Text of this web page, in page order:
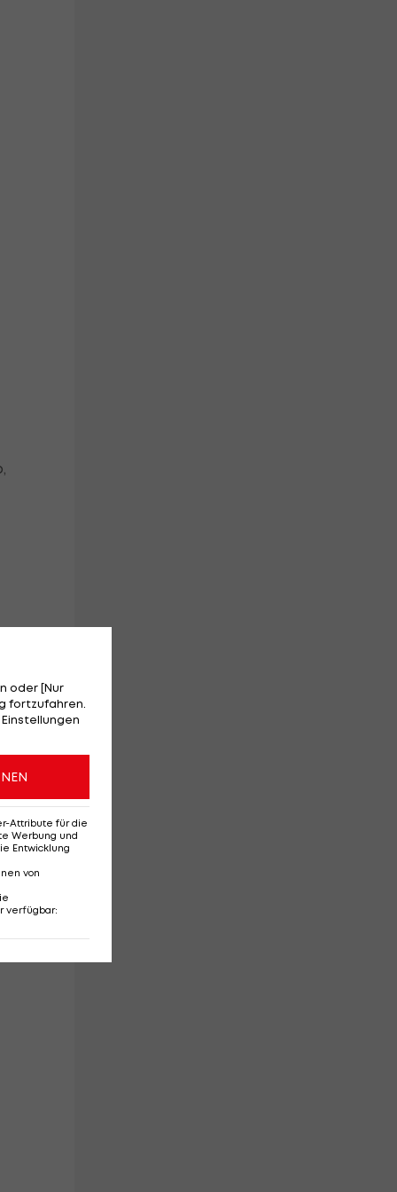
oder [Nur
fortzufahren.
Attribute für die
Werbung und
Entwicklung
von
verfügbar: